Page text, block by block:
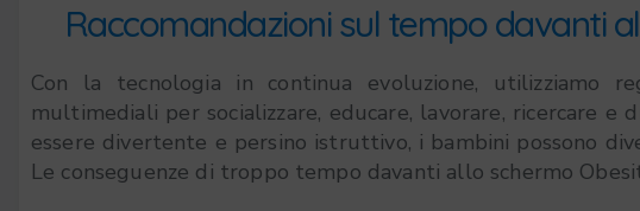
Raccomandazioni sul tempo davanti
Con la tecnologia in continua evoluzione, utilizziamo
multimediali per socializzare, educare, lavorare, ricercare e
essere divertente e persino istruttivo, i bambini possono
Le conseguenze di troppo tempo davanti allo schermo